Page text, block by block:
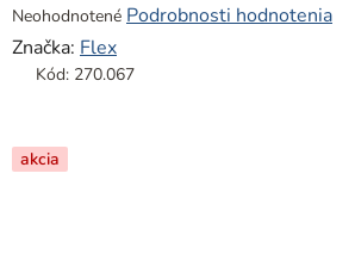
Priemerné
hodnotenie
produktu
z
5
Neohodnotené Podrobnosti hodnotenia
Značka: Flex
Kód: 270.067
akcia